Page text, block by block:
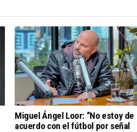
Miguel Ángel Loor: “No estoy de
acuerdo con el fútbol por señal